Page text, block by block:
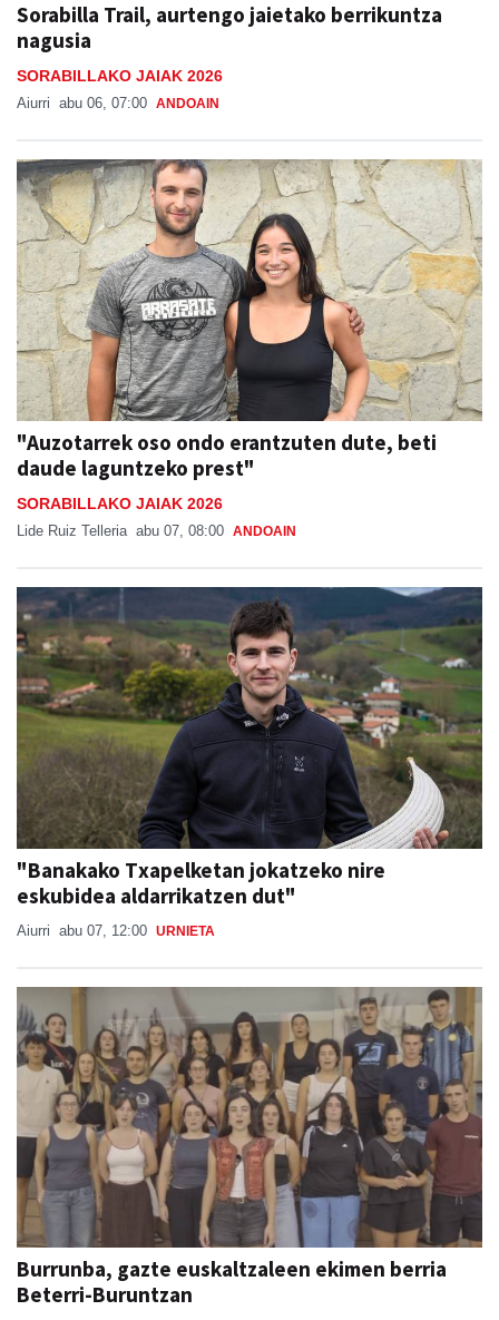
Sorabilla Trail, aurtengo jaietako berrikuntza
nagusia
SORABILLAKO JAIAK 2026
Aiurri abu 06, 07:00 ANDOAIN
"Auzotarrek oso ondo erantzuten dute, beti
daude laguntzeko prest"
SORABILLAKO JAIAK 2026
Lide Ruiz Telleria abu 07, 08:00 ANDOAIN
"Banakako Txapelketan jokatzeko nire
eskubidea aldarrikatzen dut"
Aiurri abu 07, 12:00 URNIETA
Burrunba, gazte euskaltzaleen ekimen berria
Beterri-Buruntzan